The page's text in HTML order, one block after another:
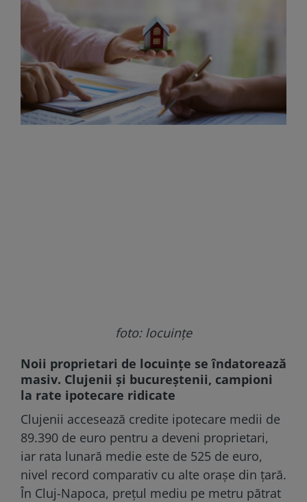
foto: locuințe
Noii proprietari de locuințe se îndatorează
masiv. Clujenii și bucureștenii, campioni
la rate ipotecare ridicate
Clujenii accesează credite ipotecare medii de
89.390 de euro pentru a deveni proprietari,
iar rata lunară medie este de 525 de euro,
nivel record comparativ cu alte orașe din țară.
În Cluj-Napoca, prețul mediu pe metru pătrat